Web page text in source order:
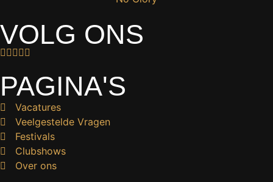
VOLG ONS
PAGINA'S
Vacatures
Veelgestelde Vragen
Festivals
Clubshows
Over ons